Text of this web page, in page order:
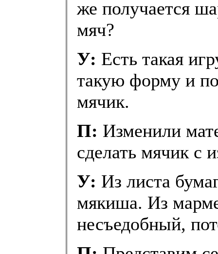
же получается
мяч?
У: Есть такая
такую форму и
мячик.
П: Изменили
сделать мячик с
У: Из листа
мякиша. Из
несъедобный,